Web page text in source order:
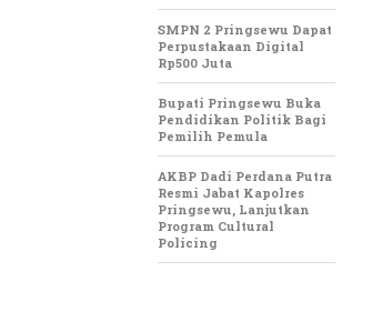
SMPN 2 Pringsewu Dapat
Perpustakaan Digital
Rp500 Juta
Bupati Pringsewu Buka
Pendidikan Politik Bagi
Pemilih Pemula
AKBP Dadi Perdana Putra
Resmi Jabat Kapolres
Pringsewu, Lanjutkan
Program Cultural
Policing